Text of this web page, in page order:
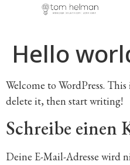
Hello
Welcome to WordPress.
delete it, then start writing!
Schreibe einen
Deine E-Mail-Adresse wird